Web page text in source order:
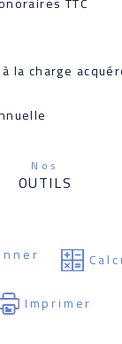
la charge
Nos
OUTILS
Imprimer